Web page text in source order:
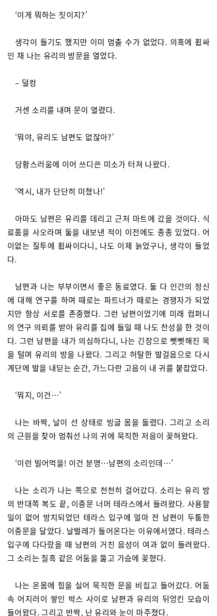
‘이게 뭐하는 짓이지?’
생각이 들기도 했지만 이미 멈출 수가 없었다. 의혹에 휩싸
인 채 나는 유리의 방문을 열었다.
– 덜컹
거센 소리를 내며 문이 열렸다.
‘뭐야, 유리도 남편도 없잖아?’
당황스러움에 이어 쓰디쓴 미소가 터져 나왔다.
‘역시, 내가 단단히 미쳤나!’
아마도 남편은 유리를 데리고 근처 마트에 갔을 것이다. 식
료품을 사오라며 둘을 내보낸 적이 이전에도 종종 있었다. 어
이없는 질투에 휩싸이다니, 나도 이제 늙었구나, 생각이 들었
다.
남편과 나는 부부이면서 좋은 동료였다. 둘 다 인간의 정신
에 대해 연구를 하며 때로는 파트너가 때로는 경쟁자가 되었
지만 항상 서로를 존중했다. 그런 남편이었기에 미래 컴퍼니
의 연구 의뢰를 받아 유리를 집에 들일 때 나도 찬성을 한 것이
다. 그런 남편을 내가 의심하다니, 나는 긴장으로 뻣뻣해진 목
을 털며 유리의 방을 나왔다. 그리고 허탈한 발걸음으로 다시
계단에 발을 내딛는 순간, 가느다란 고음이 내 귀를 붙잡았다.
‘뭐지, 이건…’
나는 바짝, 날이 선 상태로 빙글 몸을 돌렸다. 그리고 소리
의 근원을 찾아 멈춰선 나의 귀에 묵직한 저음이 꽂혀왔다.
‘이런 빌어먹을! 이건 분명…남편의 소리인데…’
나는 소리가 나는 쪽으로 천천히 걸어갔다. 소리는 유리 방
의 반대쪽 복도 끝, 이중문 너머 테라스에서 들려왔다. 사용할
일이 없어 방치되었던 테라스 입구에 얼마 전 남편이 두툼한
이중문을 달았다. 날벌레가 들어온다는 이유에서였다. 테라스
입구에 다다랐을 때 남편의 거친 음성이 여과 없이 들려왔다.
그 소리는 칠흑 같은 어둠을 뚫고 가슴에 꽂혔다.
나는 온몸에 힘을 실어 묵직한 문을 비집고 들어갔다. 어둠
속 어지러이 쌓인 박스 사이로 남편과 유리의 뒤엉킨 모습이
들어왔다. 그리고 반짝, 난 유리와 눈이 마주쳤다.